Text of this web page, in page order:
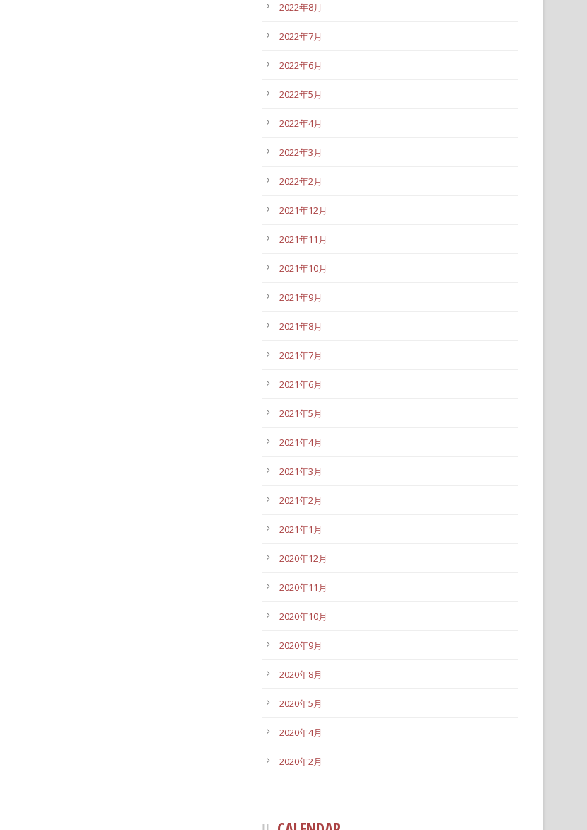
2022年8月
2022年7月
2022年6月
2022年5月
2022年4月
2022年3月
2022年2月
2021年12月
2021年11月
2021年10月
2021年9月
2021年8月
2021年7月
2021年6月
2021年5月
2021年4月
2021年3月
2021年2月
2021年1月
2020年12月
2020年11月
2020年10月
2020年9月
2020年8月
2020年5月
2020年4月
2020年2月